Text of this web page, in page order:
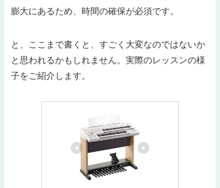
膨大にあるため、時間の確保が必須です。
と、ここまで書くと、すごく大変なのではないか
と思われるかもしれません。実際のレッスンの様
子をご紹介します。